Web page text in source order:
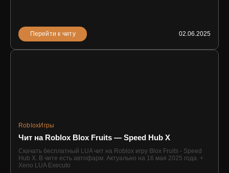
Перейти к читу 02.06.2025
RobloxИгры
Чит на Roblox Blox Fruits — Speed Hub X
Скачать бесплатный LUA чит на Roblox игру Blox Fruits - Speed
Hub X. В чите есть автофарм. Актуально на 16 мая 2025 года. +
Xeno LUA Executo